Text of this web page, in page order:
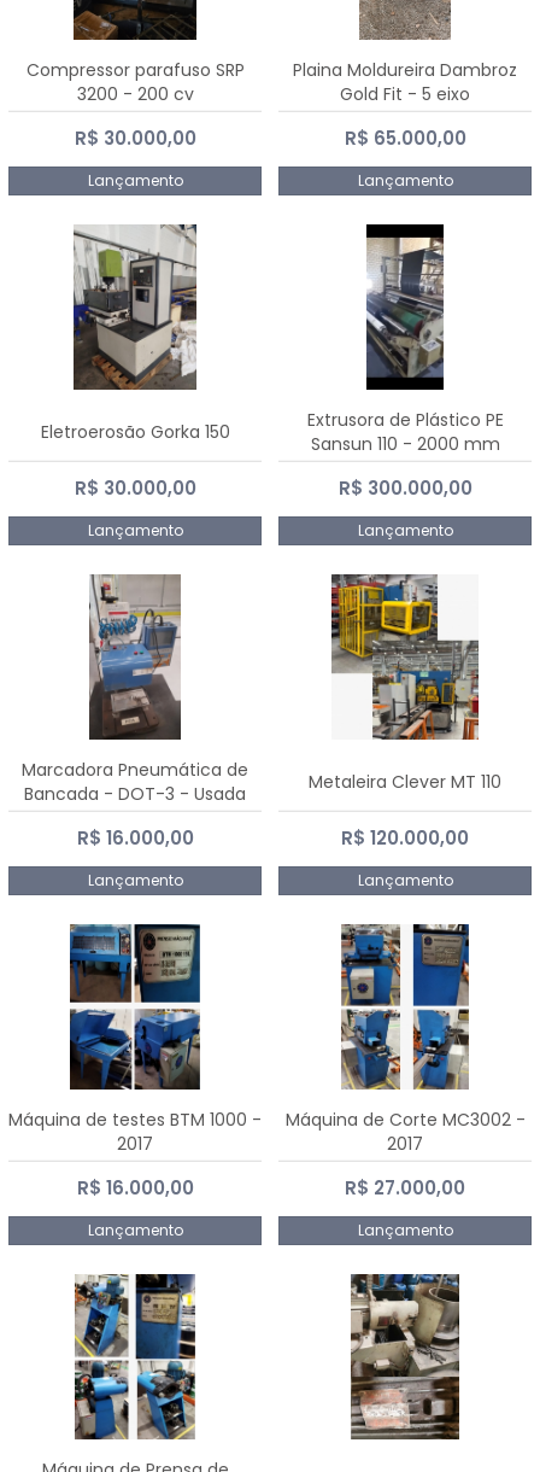
Compressor parafuso SRP
3200 - 200 cv
R$ 30.000,00
Lançamento
Plaina Moldureira Dambroz
Gold Fit - 5 eixo
R$ 65.000,00
Lançamento
Eletroerosão Gorka 150
R$ 30.000,00
Lançamento
Extrusora de Plástico PE
Sansun 110 - 2000 mm
R$ 300.000,00
Lançamento
Marcadora Pneumática de
Bancada - DOT-3 - Usada
R$ 16.000,00
Lançamento
Metaleira Clever MT 110
R$ 120.000,00
Lançamento
Máquina de testes BTM 1000 -
2017
R$ 16.000,00
Lançamento
Máquina de Corte MC3002 -
2017
R$ 27.000,00
Lançamento